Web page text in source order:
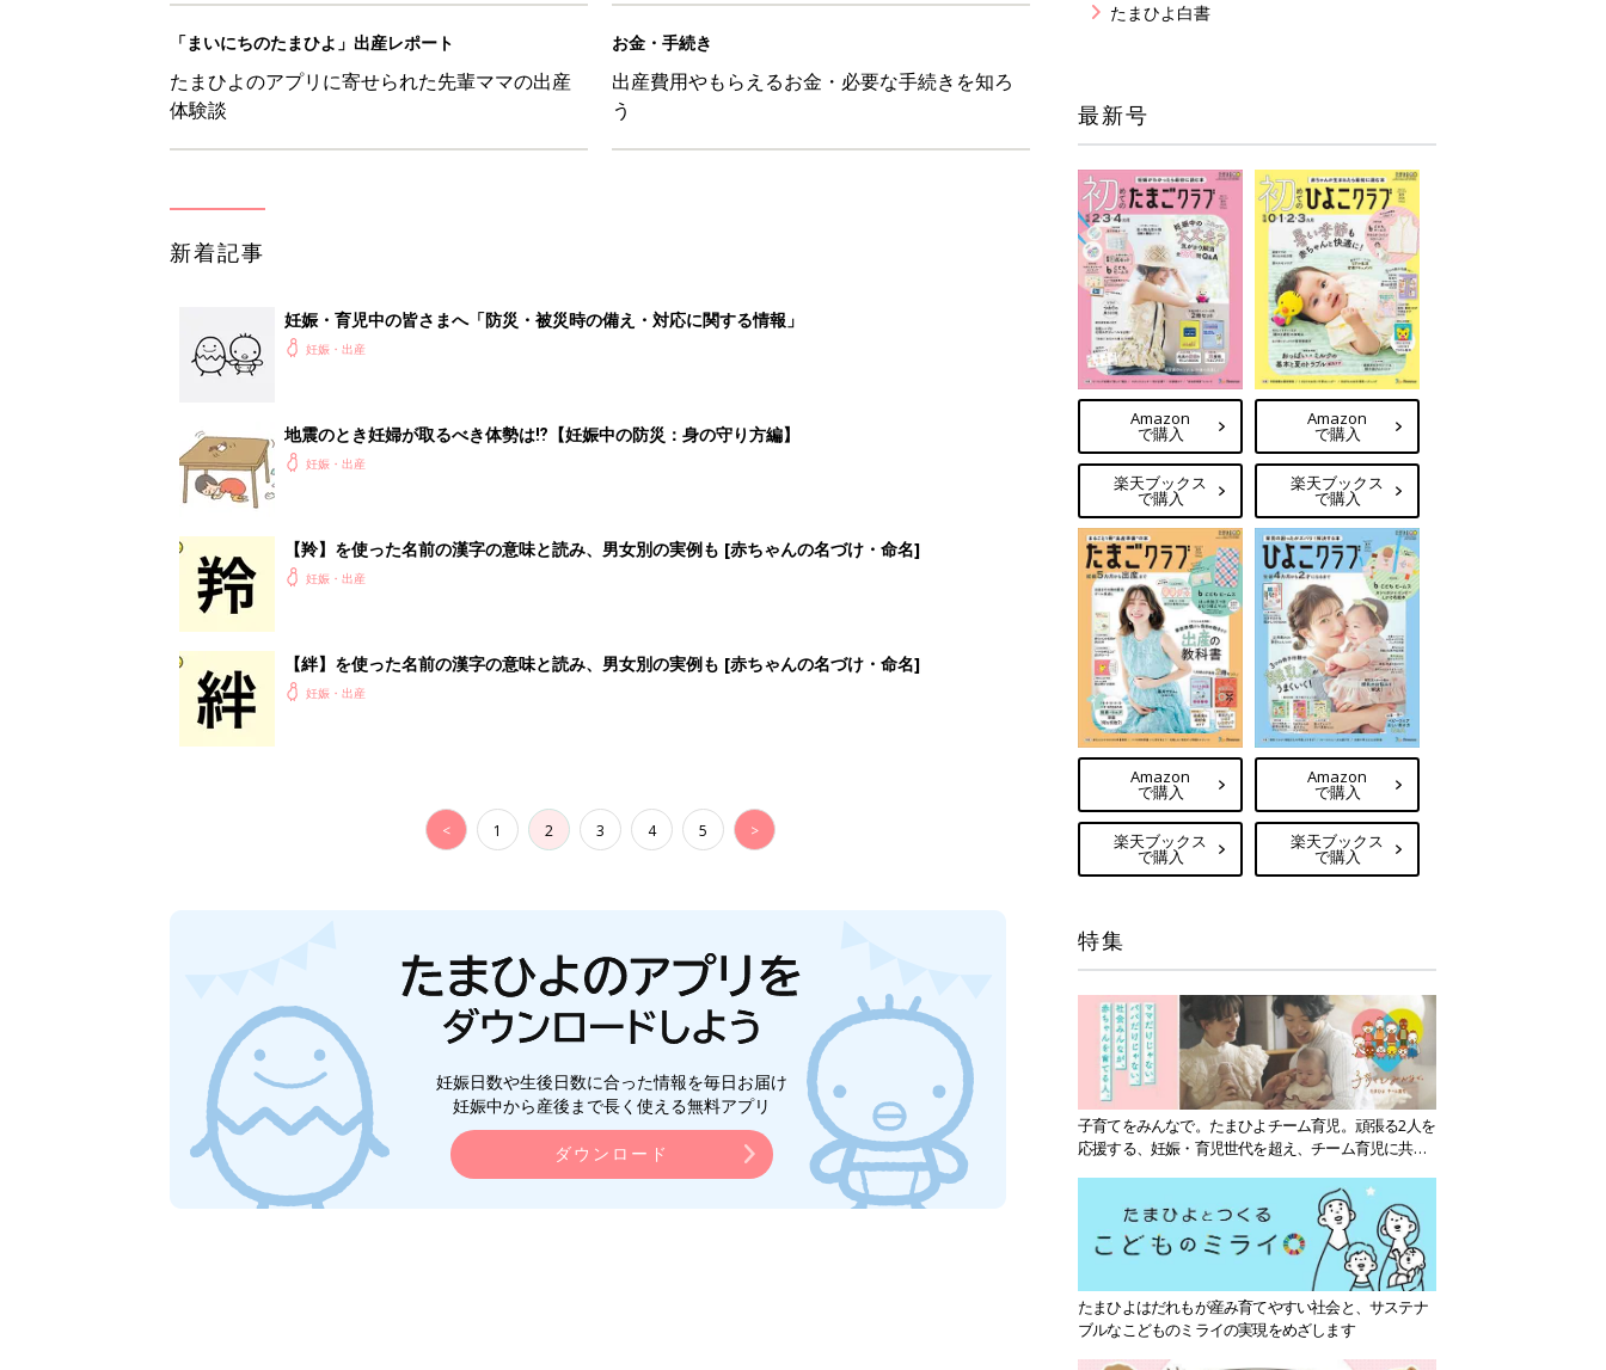
地震のとき妊婦が取るべき体勢は⁉︎【妊娠中の防災：身の守り方編】
妊娠・出産
【羚】を使った名前の漢字の意味と読み、男女別の実例も [赤ちゃんの名づけ・命名]
< 1 2 3 4 5 >
たまひよ白書
最新号
Amazon
で購入
楽天ブックス
で購入
Amazon
で購入
楽天ブックス
で購入
Amazon
で購入
楽天ブックス
で購入
Amazon
で購入
楽天ブックス
で購入
特集
子育てをみんなで。たまひよチーム育児。頑張る2人を
応援する、妊娠・育児世代を超え、チーム育児に共感
たまひよはだれもが産み育てやすい社会と、サステナ
ブルなこどものミライの実現をめざします